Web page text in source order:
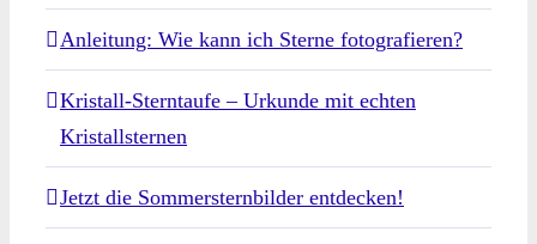
Anleitung: Wie kann ich Sterne fotografieren?
Kristall-Sterntaufe – Urkunde mit echten
Kristallsternen
Jetzt die Sommersternbilder entdecken!